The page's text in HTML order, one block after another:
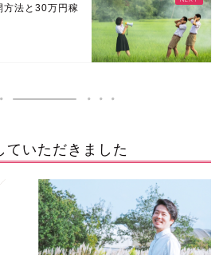
方法と30万円稼
ていただきました